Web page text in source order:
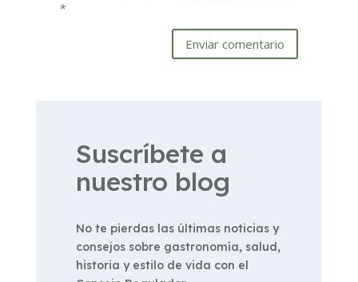
*
Enviar comentario
Suscríbete a
nuestro blog
No te pierdas las últimas noticias y
consejos sobre gastronomía, salud,
historia y estilo de vida con el